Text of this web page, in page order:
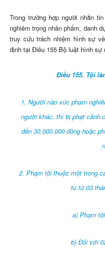
Trong trường hợp người nhắn
nghiêm trọng nhân phẩm, danh
truy cứu trách nhiệm hình sự
định tại Điều 155 Bộ luật hình sự
Điều 155. Tội
1. Người nào xúc phạm
người khác, thì bị phạt cảnh
đến 30.000.000 đồng hoặc
2. Phạm tội thuộc một trong
tù từ 03
a) Phạm
b) Đối với